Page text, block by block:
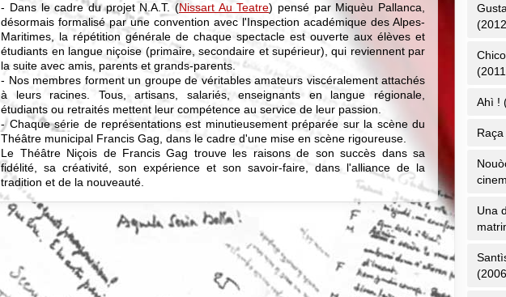
- Dans le cadre du projet N.A.T. (Nissart Au Teatre) pensé par Miquèu Pallanca,
désormais formalisé par une convention avec l'Inspection académique des Alpes-
Maritimes, la répétition générale de chaque spectacle est ouverte aux élèves et
étudiants en langue niçoise (primaire, secondaire et supérieur), qui reviennent par
la suite avec amis, parents et grands-parents.
- Nos membres forment un groupe de véritables amateurs viscéralement attachés
à leurs racines. Tous, artisans, salariés, enseignants en langue régionale,
étudiants ou retraités mettent leur compétence au service de leur passion.
- Chaque série de représentations est minutieusement préparée sur la scène du
Théâtre municipal Francis Gag, dans le cadre d'une mise en scène rigoureuse.
Le Théâtre Niçois de Francis Gag trouve les raisons de son succès dans sa
fidélité, sa créativité, son expérience et son savoir-faire, dans l'alliance de la
tradition et de la nouveauté.
Ahì !
Una